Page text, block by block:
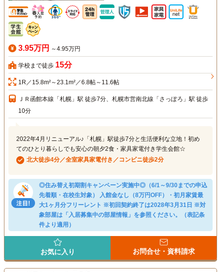
3.95万円 ～4.95万円
学校まで徒歩 15分
1R／15.8m²～23.1m²／6.8帖～11.6帖
ＪＲ函館本線「札幌」駅 徒歩7分、札幌市営南北線「さっぽろ」駅 徒歩
10分
2022年4月リニューアル♪「札幌」駅徒歩7分と生活便利な立地！初め
てのひとり暮らしでも安心の朝夕2食・家具家電付き学生会館☆
北大徒歩4分／全室家具家電付き／コンビニ徒歩2分
◎住み替え初期割キャンペーン実施中◎（6/1～9/30までの申込
先着順・在校生対象） 入館金なし（8万円OFF）・初月家賃最
大1ヶ月分フリーレント ※初回契約終了は2028年3月31日 ※対
象部屋は「入居募集中の部屋情報」を参照ください。（表記条
件より適用）
お気に入り お問合せ・資料請求